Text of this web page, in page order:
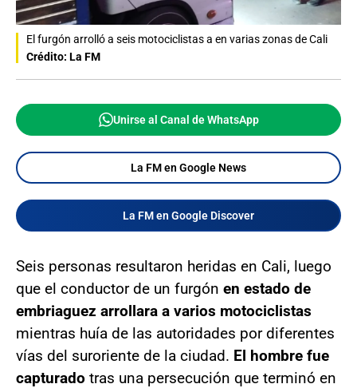
El furgón arrolló a seis motociclistas a en varias zonas de Cali
Crédito: La FM
Unirse al Canal de WhatsApp
La FM en Google News
La FM en Google Discover
Seis personas resultaron heridas en Cali, luego
que el conductor de un furgón en estado de
embriaguez arrollara a varios motociclistas
mientras huía de las autoridades por diferentes
vías del suroriente de la ciudad. El hombre fue
capturado tras una persecución que terminó en